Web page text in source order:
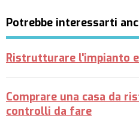
Potrebbe interessarti
Ristrutturare l'impianto
Comprare una casa da
controlli da fare